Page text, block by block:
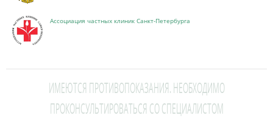
Ассоциация частных клиник Санкт-Петербурга
ИМЕЮТСЯ ПРОТИВОПОКАЗАНИЯ. НЕОБХОДИМО
ПРОКОНСУЛЬТИРОВАТЬСЯ СО СПЕЦИАЛИСТОМ